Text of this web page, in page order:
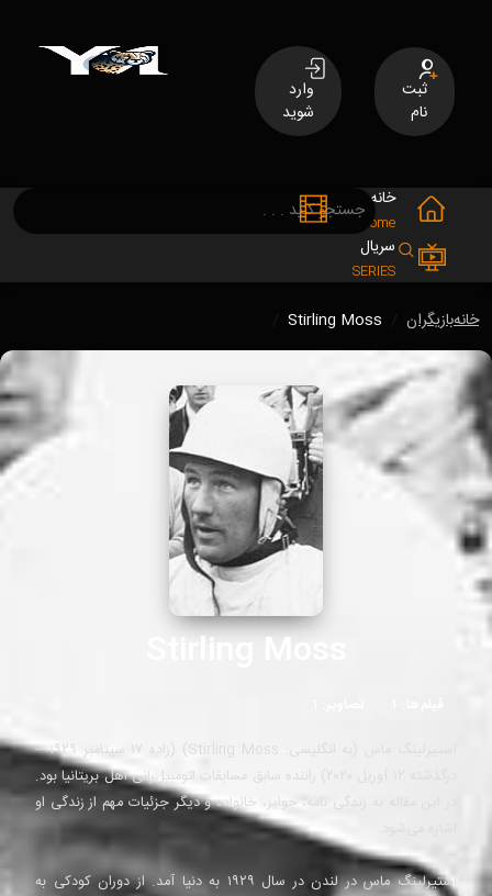
ثبت
نام
وارد
شوید
خانه
Home
سریال
SERIES
خانهبازیگران Stirling Moss
Stirling Moss
استیرلینگ ماس (به انگلیسی: Stirling Moss) (زاده ۱۷ سپتامبر ۱۹۲۹ –
درگذشته ۱۲ آوریل ۲۰۲۰) راننده سابق مسابقات اتومبیل‌رانی اهل بریتانیا بود.
در این مقاله به زندگی ‌‌نامه، جوایز، خانواده و دیگر جزئیات مهم از زندگی او
استیرلینگ ماس در لندن در سال ۱۹۲۹ به دنیا آمد. از دوران کودکی به